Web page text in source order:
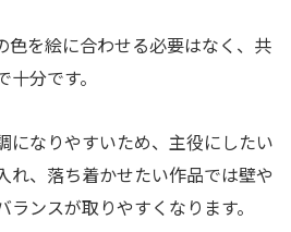
色を絵に合わせる必要はなく、共
分です。
になりやすいため、主役にしたい
れ、落ち着かせたい作品では壁や
ンスが取りやすくなります。